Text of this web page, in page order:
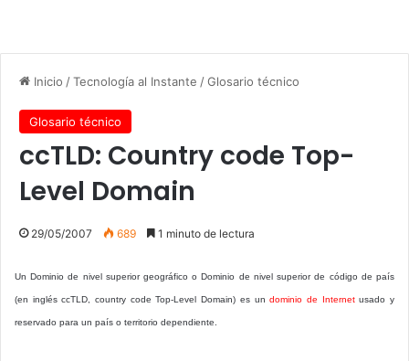
Inicio /Tecnología al Instante /Glosario técnico
Glosario técnico
ccTLD: Country code Top-
Level Domain
29/05/2007 689 1 minuto de lectura
Un Dominio de nivel superior geográfico o Dominio de nivel superior de código de país
(en inglés ccTLD, country code Top-Level Domain) es undominio de Internetusado y
reservado para un país o territorio dependiente.